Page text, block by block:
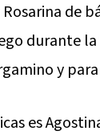
Rosarina de
durante
y
es